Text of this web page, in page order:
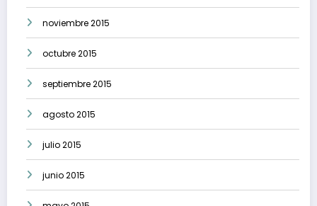
noviembre 2015
octubre 2015
septiembre 2015
agosto 2015
julio 2015
junio 2015